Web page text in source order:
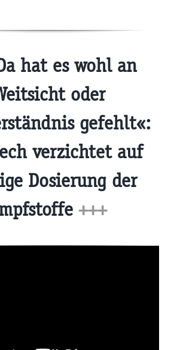
hat es wohl an
oder
gefehlt«:
verzichtet auf
Dosierung der
+++